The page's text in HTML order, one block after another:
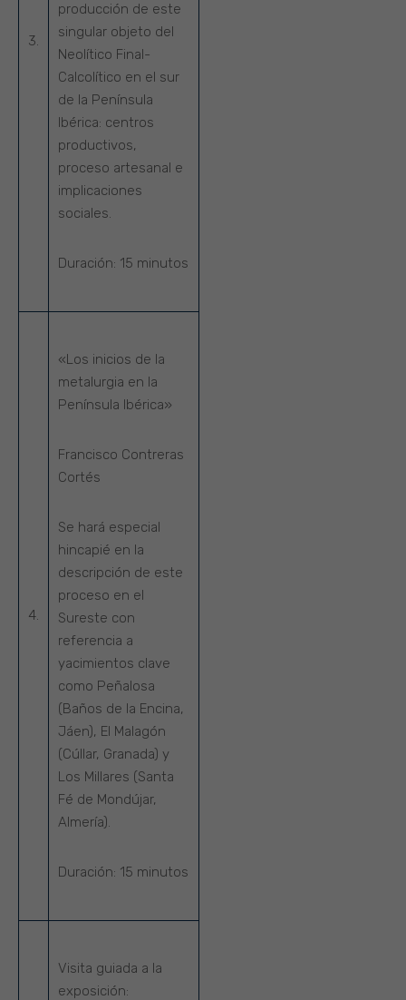
3.
producción de este
singular objeto del
Neolítico Final-
Calcolítico en el sur
de la Península
Ibérica: centros
productivos,
proceso artesanal e
implicaciones
sociales.
Duración: 15 minutos
4.
«Los inicios de la
metalurgia en la
Península Ibérica»
Francisco Contreras
Cortés
Se hará especial
hincapié en la
descripción de este
proceso en el
Sureste con
referencia a
yacimientos clave
como Peñalosa
(Baños de la Encina,
Jáen), El Malagón
(Cúllar, Granada) y
Los Millares (Santa
Fé de Mondújar,
Almería).
Duración: 15 minutos
Visita guiada a la
exposición: